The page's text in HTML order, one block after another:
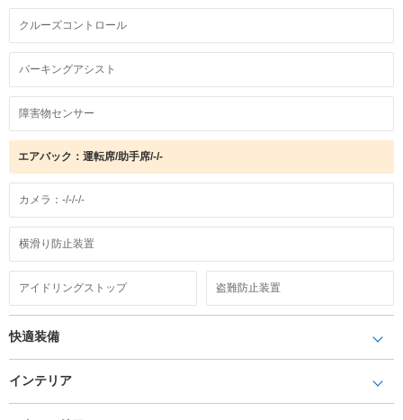
クルーズコントロール
パーキングアシスト
障害物センサー
エアバック：運転席/助手席/-/-
カメラ：-/-/-/-
横滑り防止装置
アイドリングストップ 盗難防止装置
快適装備
インテリア